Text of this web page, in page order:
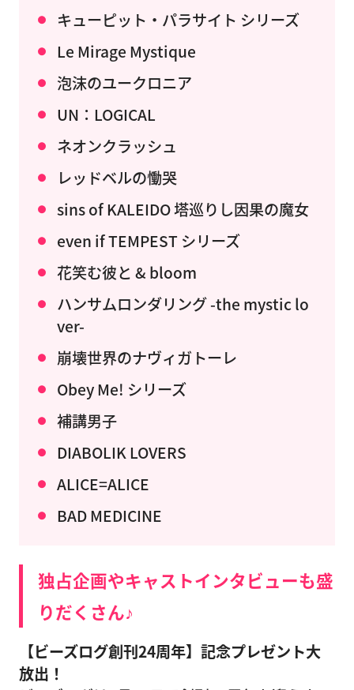
キューピット・パラサイト シリーズ
Le Mirage Mystique
泡沫のユークロニア
UN：LOGICAL
ネオンクラッシュ
レッドベルの慟哭
sins of KALEIDO 塔巡りし因果の魔女
even if TEMPEST シリーズ
花笑む彼と & bloom
ハンサムロンダリング -the mystic lo
ver-
崩壊世界のナヴィガトーレ
Obey Me! シリーズ
補講男子
DIABOLIK LOVERS
ALICE=ALICE
BAD MEDICINE
独占企画やキャストインタビューも盛
りだくさん♪
【ビーズログ創刊24周年】記念プレゼント大
放出！